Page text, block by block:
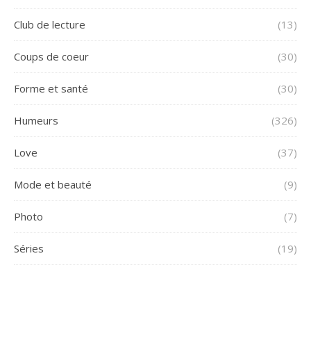
Club de lecture (13)
Coups de coeur (30)
Forme et santé (30)
Humeurs (326)
Love (37)
Mode et beauté (9)
Photo (7)
Séries (19)